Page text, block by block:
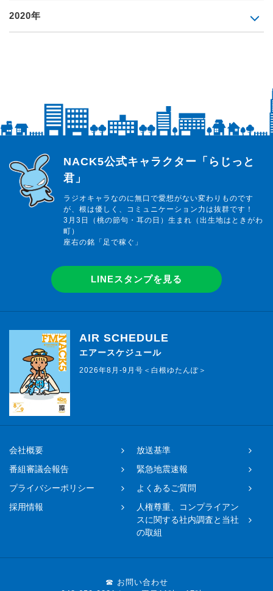
2020年
らじっと君
NACK5公式キャラクター「らじっと
君」
ラジオキャラなのに無口で愛想がない変わりものです
が、根は優しく、コミュニケーション力は抜群です！
3月3日（桃の節句・耳の日）生まれ（出生地はときがわ
町）
座右の銘「足で稼ぐ」
LINEスタンプを見る
AIR SCHEDULE
エアースケジュール
2026年8月-9月号＜白根ゆたんぽ＞
会社概要
放送基準
番組審議会報告
緊急地震速報
プライバシーポリシー
よくあるご質問
採用情報
人権尊重、コンプライアン
スに関する社内調査と当社
の取組
☎ お問い合わせ